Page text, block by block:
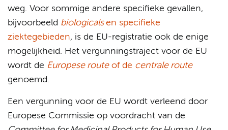
weg. Voor sommige andere specifieke gevallen,
bijvoorbeeld biologicalsen specifieke
ziektegebieden, is de EU-registratie ook de enige
mogelijkheid. Het vergunningstraject voor de EU
wordt de Europese routeof de centrale route
genoemd.
Een vergunning voor de EU wordt verleend door
Europese Commissie op voordracht van de